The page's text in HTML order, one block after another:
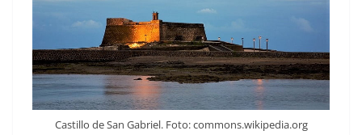
Castillo de San Gabriel. Foto: commons.wikipedia.org